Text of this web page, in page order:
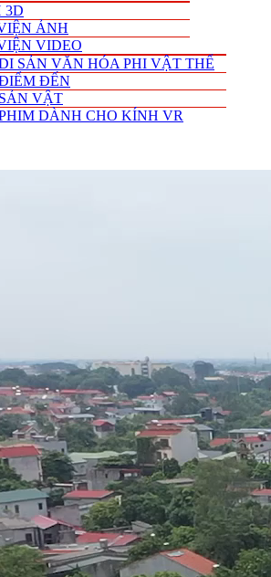
3D
ẢNH
VIDEO
SẢN VĂN HÓA PHI VẬT THỂ
ĐẾN
SẢN VẬT
DÀNH CHO KÍNH VR